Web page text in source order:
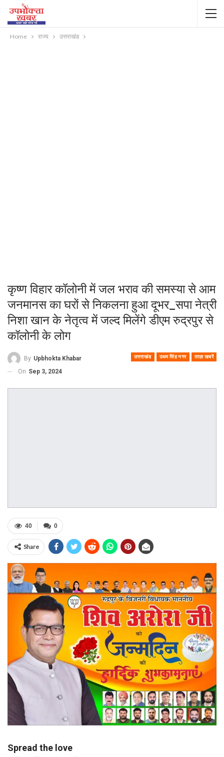
Home राज्य उत्तराखंड
कृष्ण विहार कॉलोनी में जल भराव की समस्या से आम
जनमानस का घरों से निकलना हुआ दूभर_सपा नेत्री
निशा खान के नेतृत्व में जल्द मिलेंगे डीएम रुद्रपुर से
कॉलोनी के लोग
उत्तराखंड उधम सिंह नगर ताज़ा खबरें
By Upbhokta Khabar
On Sep 3, 2024
0
40
Share
Spread the love